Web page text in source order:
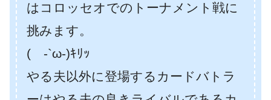
はコロッセオでのトーナメント戦に
挑みます。
( -`ω-)ｷﾘｯ
やる夫以外に登場するカードバトラ